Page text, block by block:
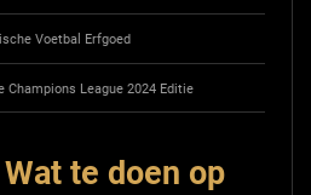
Voetbal Erfgoed
Champions League 2024 Editie
te doen op